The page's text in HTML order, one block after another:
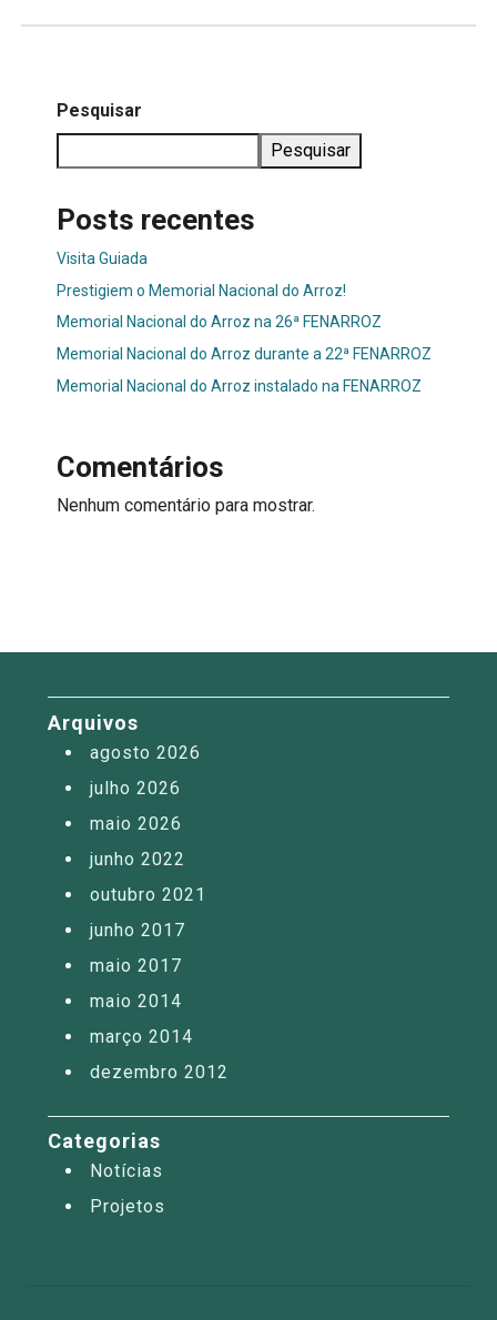
Pesquisar
Pesquisar
Posts recentes
Visita Guiada
Prestigiem o Memorial Nacional do Arroz!
Memorial Nacional do Arroz na 26ª FENARROZ
Memorial Nacional do Arroz durante a 22ª FENARROZ
Memorial Nacional do Arroz instalado na FENARROZ
Comentários
Nenhum comentário para mostrar.
Arquivos
agosto 2026
julho 2026
maio 2026
junho 2022
outubro 2021
junho 2017
maio 2017
maio 2014
março 2014
dezembro 2012
Categorias
Notícias
Projetos